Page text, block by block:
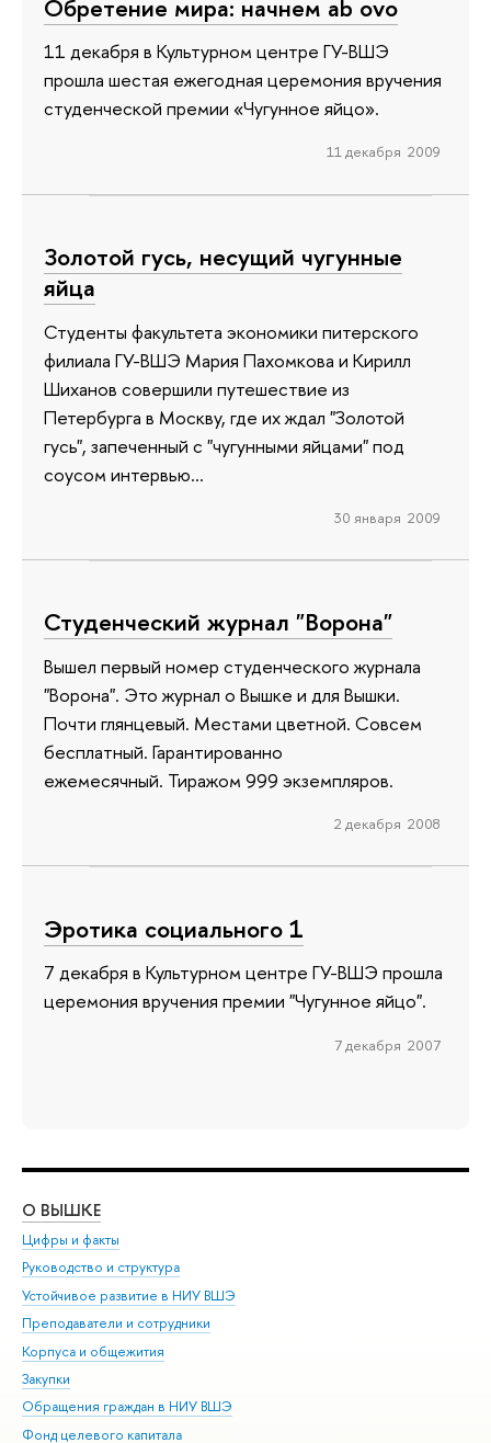
Обретение мира: начнем ab ovo
11 декабря в Культурном центре ГУ-ВШЭ
прошла шестая ежегодная церемония вручения
студенческой премии «Чугунное яйцо».
11 декабря 2009
Золотой гусь, несущий чугунные
яйца
Студенты факультета экономики питерского
филиала ГУ-ВШЭ Мария Пахомкова и Кирилл
Шиханов совершили путешествие из
Петербурга в Москву, где их ждал "Золотой
гусь", запеченный с "чугунными яйцами" под
соусом интервью...
30 января 2009
Студенческий журнал "Ворона"
Вышел первый номер студенческого журнала
"Ворона". Это журнал о Вышке и для Вышки.
Почти глянцевый. Местами цветной. Совсем
бесплатный. Гарантированно
ежемесячный. Тиражом 999 экземпляров.
2 декабря 2008
Эротика социального 1
7 декабря в Культурном центре ГУ-ВШЭ прошла
церемония вручения премии "Чугунное яйцо".
7 декабря 2007
О ВЫШКЕ
Цифры и факты
Руководство и структура
Устойчивое развитие в НИУ ВШЭ
Преподаватели и сотрудники
Корпуса и общежития
Закупки
Обращения граждан в НИУ ВШЭ
Фонд целевого капитала